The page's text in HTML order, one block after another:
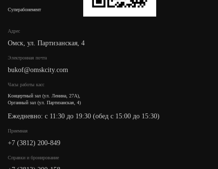
Адрес
Омск, ул. Партизанская, 4
Электронная почта
bukof@omskcity.com
Часы работы касс
Концертный зал (ул. Ленина, 27А),
Органный зал (ул. Партизанская, 4)
Ежедневно: с 11:30 до 19:30 (обед с 15:00 до 15:30)
Приемная
+7 (3812) 200-849
Cправки и бронирование
Суперабонемент